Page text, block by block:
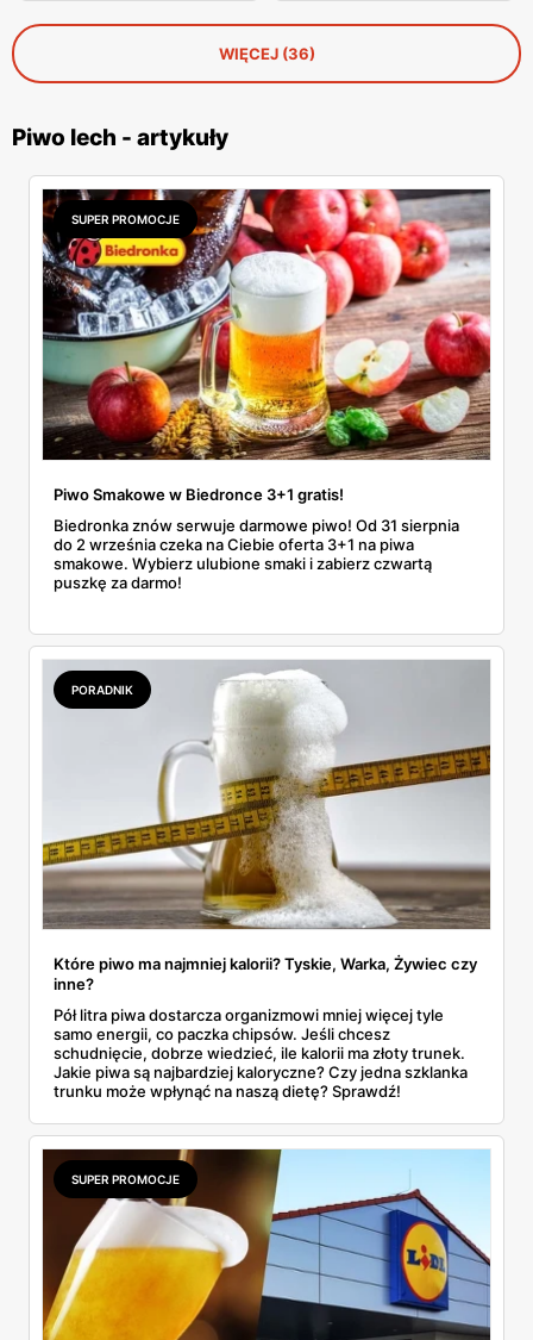
WIĘCEJ (36)
Piwo lech - artykuły
SUPER PROMOCJE
Piwo Smakowe w Biedronce 3+1 gratis!
Biedronka znów serwuje darmowe piwo! Od 31 sierpnia
do 2 września czeka na Ciebie oferta 3+1 na piwa
smakowe. Wybierz ulubione smaki i zabierz czwartą
puszkę za darmo!
PORADNIK
Które piwo ma najmniej kalorii? Tyskie, Warka, Żywiec czy
inne?
Pół litra piwa dostarcza organizmowi mniej więcej tyle
samo energii, co paczka chipsów. Jeśli chcesz
schudnięcie, dobrze wiedzieć, ile kalorii ma złoty trunek.
Jakie piwa są najbardziej kaloryczne? Czy jedna szklanka
trunku może wpłynąć na naszą dietę? Sprawdź!
SUPER PROMOCJE